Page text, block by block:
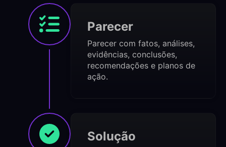
Parecer
Parecer com fatos, análises,
evidências, conclusões,
recomendações e planos de
ação.
Solução